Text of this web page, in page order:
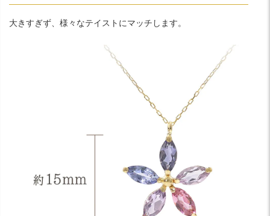
大きすぎず、様々なテイストにマッチします。